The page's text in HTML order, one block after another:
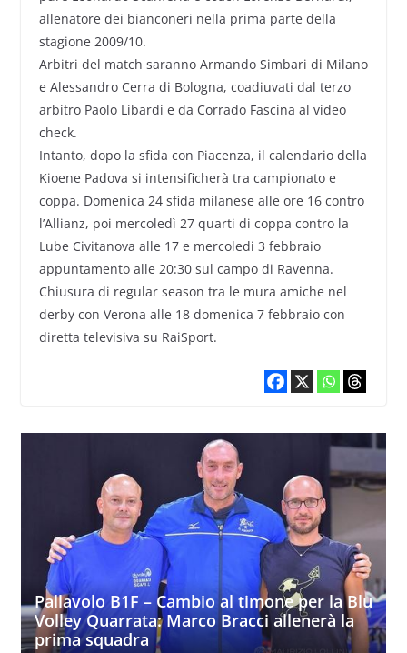
allenatore dei bianconeri nella prima parte della
stagione 2009/10.
Arbitri del match saranno Armando Simbari di Milano
e Alessandro Cerra di Bologna, coadiuvati dal terzo
arbitro Paolo Libardi e da Corrado Fascina al video
check.
Intanto, dopo la sfida con Piacenza, il calendario della
Kioene Padova si intensificherà tra campionato e
coppa. Domenica 24 sfida milanese alle ore 16 contro
l’Allianz, poi mercoledì 27 quarti di coppa contro la
Lube Civitanova alle 17 e mercoledi 3 febbraio
appuntamento alle 20:30 sul campo di Ravenna.
Chiusura di regular season tra le mura amiche nel
derby con Verona alle 18 domenica 7 febbraio con
diretta televisiva su RaiSport.
Pallavolo B1F – Cambio al timone per la Blu
Volley Quarrata: Marco Bracci allenerà la
prima squadra